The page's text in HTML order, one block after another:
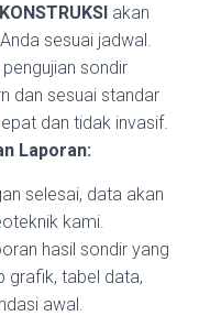
akan
sesuai jadwal.
sondir
dan sesuai standar
dan tidak invasif.
Laporan:
selesai, data akan
kami.
hasil sondir yang
grafik, tabel data,
awal.